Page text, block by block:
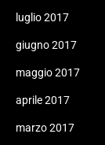
luglio 2017
giugno 2017
maggio 2017
aprile 2017
marzo 2017